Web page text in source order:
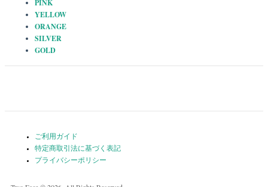
PINK
YELLOW
ORANGE
SILVER
GOLD
ご利用ガイド
特定商取引法に基づく表記
プライバシーポリシー